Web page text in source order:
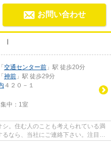
お問い合わせ
Ⅰ
「 交通センター前 」駅 徒歩20分
「 神前 」駅 徒歩29分
４２０－１
中： 1室
。住む人のことも考えられている満
なら、当社にご連絡下さい。注目を